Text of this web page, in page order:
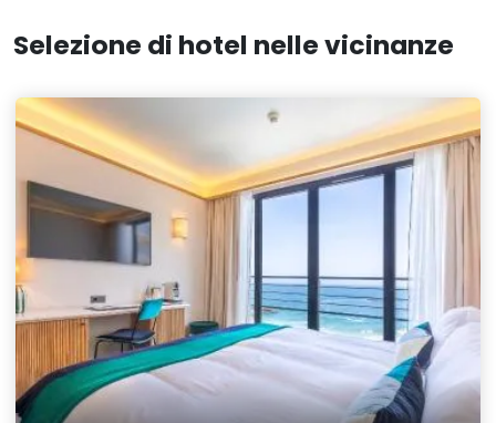
Selezione di hotel nelle vicinanze